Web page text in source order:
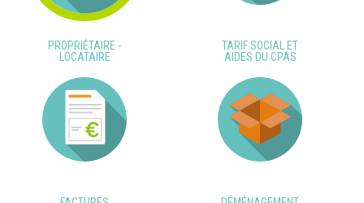
PROPRIÉTAIRE -
LOCATAIRE
TARIF SOCIAL ET
AIDES DU CPAS